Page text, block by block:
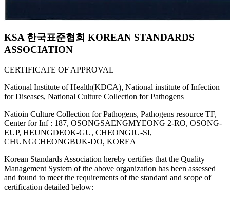
KSA 한국표준협회 KOREAN STANDARDS
ASSOCIATION
CERTIFICATE OF APPROVAL
National Institute of Health(KDCA), National institute of Infection
for Diseases, National Culture Collection for Pathogens
Natioin Culture Collection for Pathogens, Pathogens resource TF,
Center for Inf : 187, OSONGSAENGMYEONG 2-RO, OSONG-
EUP, HEUNGDEOK-GU, CHEONGJU-SI,
CHUNGCHEONGBUK-DO, KOREA
Korean Standards Association hereby certifies that the Quality
Management System of the above organization has been assessed
and found to meet the requirements of the standard and scope of
certification detailed below: